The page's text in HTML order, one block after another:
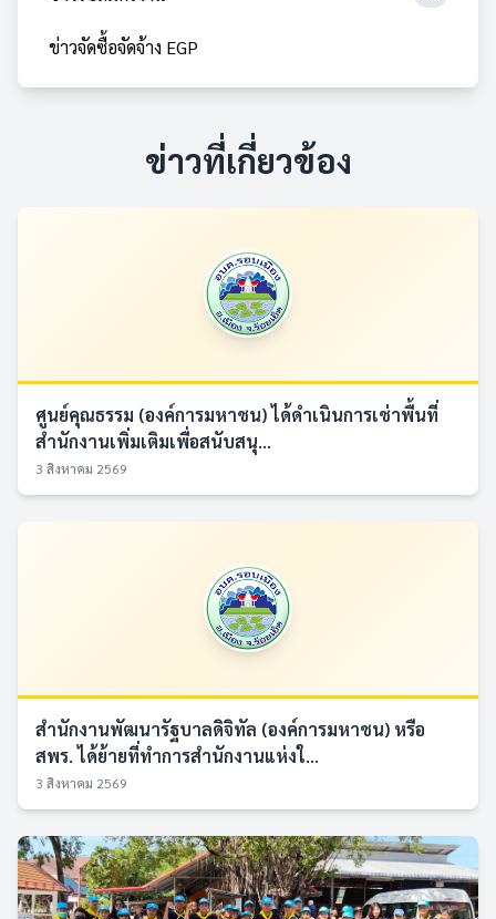
ข่าวจัดซื้อจัดจ้าง EGP
ข่าวที่เกี่ยวข้อง
ศูนย์คุณธรรม (องค์การมหาชน) ได้ดำเนินการเช่าพื้นที่
สำนักงานเพิ่มเติมเพื่อสนับสนุ...
3 สิงหาคม 2569
สำนักงานพัฒนารัฐบาลดิจิทัล (องค์การมหาชน) หรือ
สพร. ได้ย้ายที่ทำการสำนักงานแห่งใ...
3 สิงหาคม 2569